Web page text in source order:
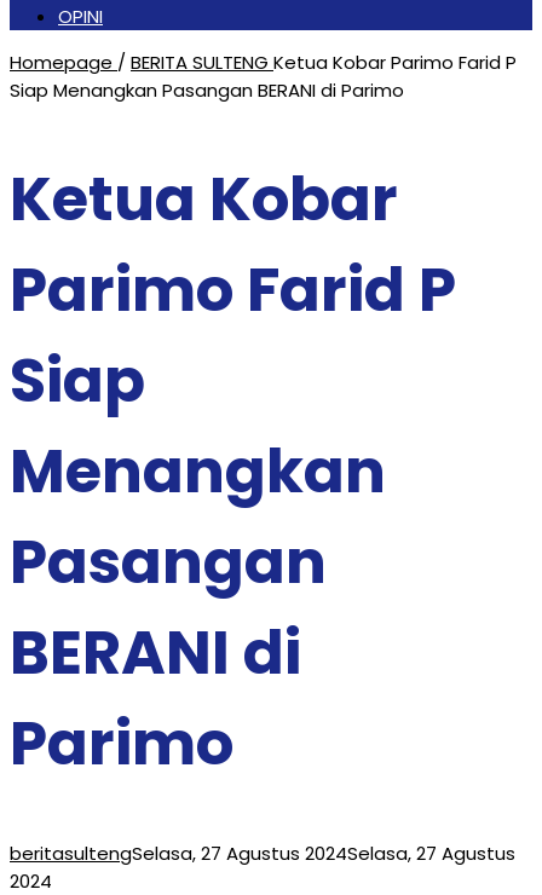
OPINI
Homepage / BERITA SULTENG Ketua Kobar Parimo Farid P
Siap Menangkan Pasangan BERANI di Parimo
Ketua Kobar
Parimo Farid P
Siap
Menangkan
Pasangan
BERANI di
Parimo
beritasultengSelasa, 27 Agustus 2024Selasa, 27 Agustus
2024